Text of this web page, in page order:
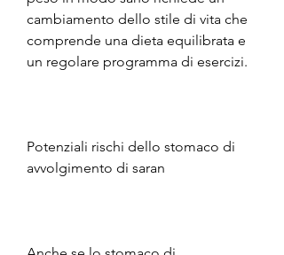
cambiamento dello stile di vita che
comprende una dieta equilibrata e
un regolare programma di esercizi.
Potenziali rischi dello stomaco di
avvolgimento di saran